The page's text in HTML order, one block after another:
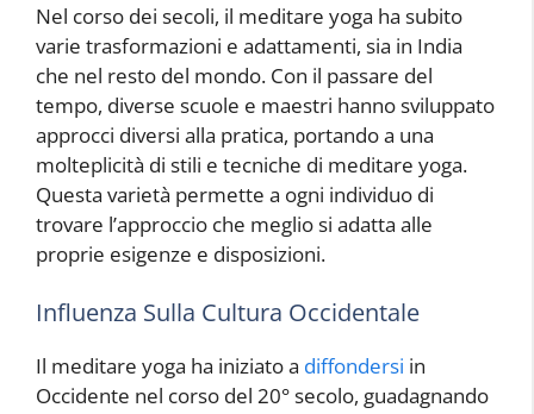
Nel corso dei secoli, il meditare yoga ha subito
varie trasformazioni e adattamenti, sia in India
che nel resto del mondo. Con il passare del
tempo, diverse scuole e maestri hanno sviluppato
approcci diversi alla pratica, portando a una
molteplicità di stili e tecniche di meditare yoga.
Questa varietà permette a ogni individuo di
trovare l’approccio che meglio si adatta alle
proprie esigenze e disposizioni.
Influenza Sulla Cultura Occidentale
Il meditare yoga ha iniziato a diffondersi in
Occidente nel corso del 20° secolo, guadagnando